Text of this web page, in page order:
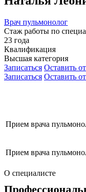
Врач пульмонолог
Стаж работы по
23 года
Квалификация
Высшая категория
Записаться Оставить
Записаться Оставить
Прием врача
Прием врача
О специалисте